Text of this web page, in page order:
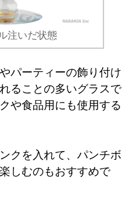
注いだ状態
パーティーの飾り付け
ることの多いグラスで
や食品用にも使用する
クを入れて、パンチボ
しむのもおすすめで